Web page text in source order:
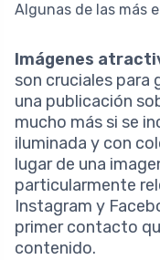
Algunas de las más
Imágenes
son cruciales para
una publicación
mucho más si se
iluminada y con
lugar de una
particularmente
Instagram y
primer contacto
contenido.